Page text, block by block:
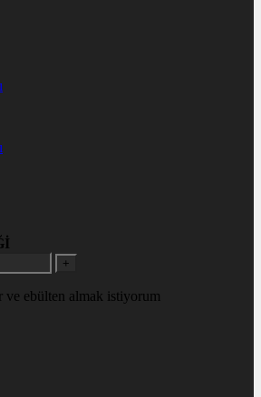
+
ve ebülten almak istiyorum